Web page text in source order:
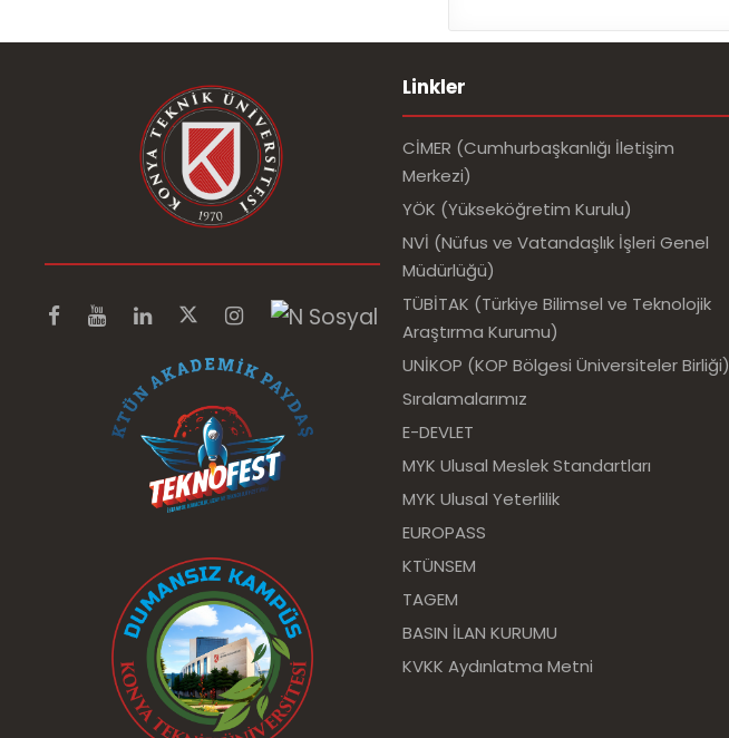
Linkler
CİMER (Cumhurbaşkanlığı İletişim
Merkezi)
YÖK (Yükseköğretim Kurulu)
NVİ (Nüfus ve Vatandaşlık İşleri Genel
Müdürlüğü)
TÜBİTAK (Türkiye Bilimsel ve Teknolojik
Araştırma Kurumu)
UNİKOP (KOP Bölgesi Üniversiteler Birliği)
Sıralamalarımız
E-DEVLET
MYK Ulusal Meslek Standartları
MYK Ulusal Yeterlilik
EUROPASS
KTÜNSEM
TAGEM
BASIN İLAN KURUMU
KVKK Aydınlatma Metni